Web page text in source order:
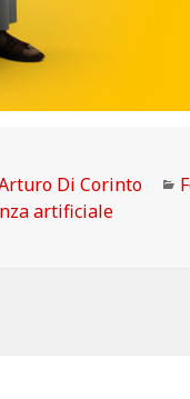
Di Corinto
artificiale